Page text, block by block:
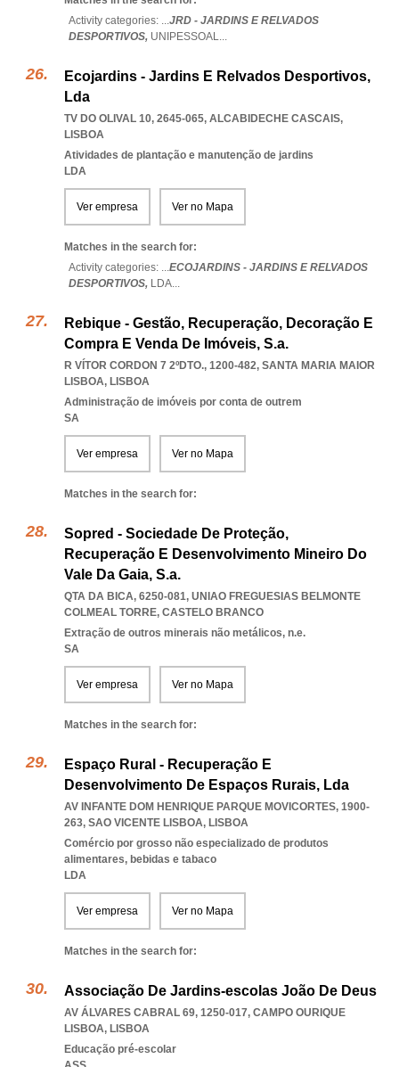
Activity categories: ...JRD - JARDINS E RELVADOS
DESPORTIVOS, UNIPESSOAL...
Ecojardins - Jardins E Relvados Desportivos,
Lda
TV DO OLIVAL 10, 2645-065, ALCABIDECHE CASCAIS,
LISBOA
Atividades de plantação e manutenção de jardins
LDA
Ver empresa Ver no Mapa
Matches in the search for:
Activity categories: ...ECOJARDINS - JARDINS E RELVADOS
DESPORTIVOS, LDA...
Rebique - Gestão, Recuperação, Decoração E
Compra E Venda De Imóveis, S.a.
R VÍTOR CORDON 7 2ºDTO., 1200-482, SANTA MARIA MAIOR
LISBOA, LISBOA
Administração de imóveis por conta de outrem
SA
Ver empresa Ver no Mapa
Matches in the search for:
Sopred - Sociedade De Proteção,
Recuperação E Desenvolvimento Mineiro Do
Vale Da Gaia, S.a.
QTA DA BICA, 6250-081, UNIAO FREGUESIAS BELMONTE
COLMEAL TORRE, CASTELO BRANCO
Extração de outros minerais não metálicos, n.e.
SA
Ver empresa Ver no Mapa
Matches in the search for:
Espaço Rural - Recuperação E
Desenvolvimento De Espaços Rurais, Lda
AV INFANTE DOM HENRIQUE PARQUE MOVICORTES, 1900-
263, SAO VICENTE LISBOA, LISBOA
Comércio por grosso não especializado de produtos
alimentares, bebidas e tabaco
LDA
Ver empresa Ver no Mapa
Matches in the search for:
Associação De Jardins-escolas João De Deus
AV ÁLVARES CABRAL 69, 1250-017, CAMPO OURIQUE
LISBOA, LISBOA
Educação pré-escolar